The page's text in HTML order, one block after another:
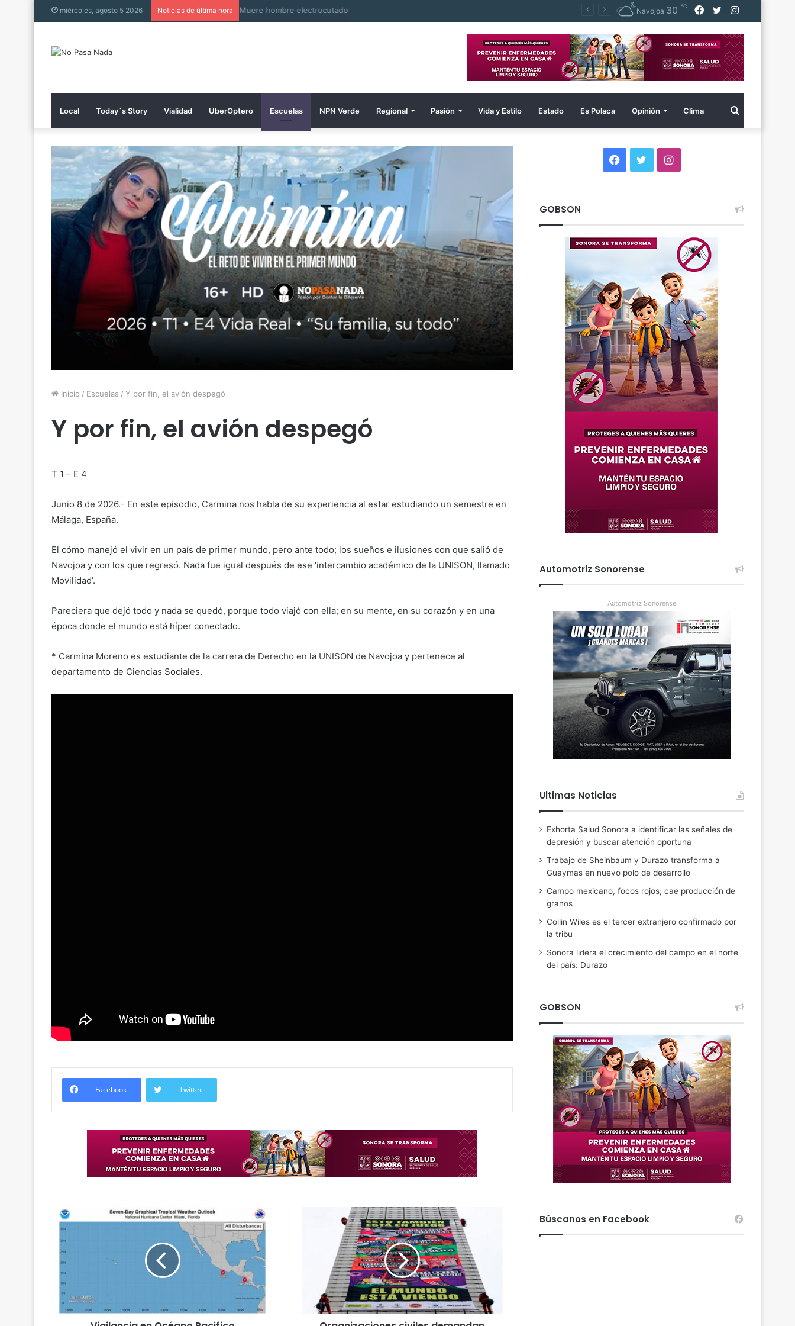
miércoles, agosto 5 2026 Noticias de última hora Muere hombre electrocutado Instagram
Twitter
Facebook
Navojoa 30 ℃
Local Today´s Story Vialidad UberOptero Escuelas NPN Verde Regional Pasión Vida y Estilo Estado Es Polaca Opinión Clima Buscar
Inicio / Escuelas / Y por fin, el avión despegó
Y por fin, el avión despegó
T 1 – E 4
Junio 8 de 2026.- En este episodio, Carmina nos habla de su experiencia al estar estudiando un semestre en
Málaga, España.
El cómo manejó el vivir en un país de primer mundo, pero ante todo; los sueños e ilusiones con que salió de
Navojoa y con los que regresó. Nada fue igual después de ese ‘intercambio académico de la UNISON, llamado
Movilidad’.
Pareciera que dejó todo y nada se quedó, porque todo viajó con ella; en su mente, en su corazón y en una
época donde el mundo está híper conectado.
* Carmina Moreno es estudiante de la carrera de Derecho en la UNISON de Navojoa y pertenece al
departamento de Ciencias Sociales.
Facebook Twitter
Facebook
TwitterInstagram
GOBSON
Automotriz Sonorense
Automotriz Sonorense
Ultimas Noticias
Exhorta Salud Sonora a identificar las señales de
depresión y buscar atención oportuna
Trabajo de Sheinbaum y Durazo transforma a
Guaymas en nuevo polo de desarrollo
Campo mexicano, focos rojos; cae producción de
granos
Collin Wiles es el tercer extranjero confirmado por
la tribu
Sonora lidera el crecimiento del campo en el norte
del país: Durazo
GOBSON
Búscanos en Facebook